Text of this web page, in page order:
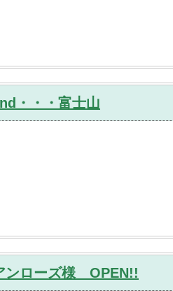
・・・富士山
ンローズ様 OPEN!!